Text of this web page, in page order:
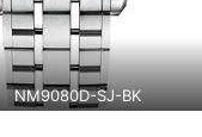
NM9080D-SJ-BK